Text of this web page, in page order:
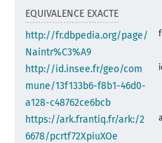
EQUIVALENCE EXACTE
http://fr.dbpedia.org/page/
Naintr%C3%A9
http://id.insee.fr/geo/com
mune/13f133b6-f8b1-46d0-
a128-c48762ce6bcb
https://ark.frantiq.fr/ark:/2
6678/pcrtf72XpiuXOe